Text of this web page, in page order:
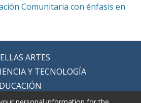
Comunitaria con énfasis en
ARTES
Y TECNOLOGÍA
FÍSICA